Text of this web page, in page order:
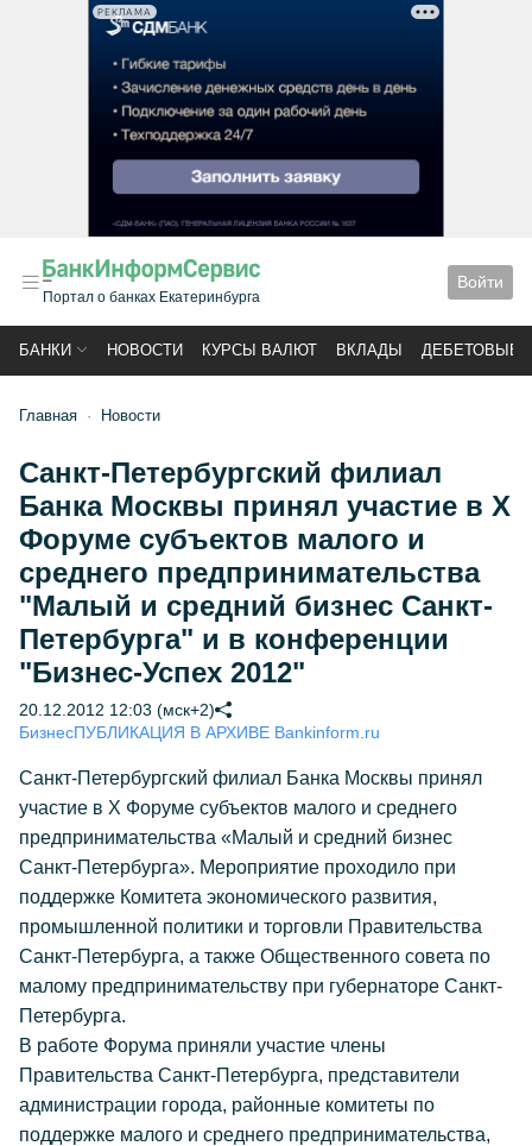
РЕКЛАМА
Портал о банках Екатеринбурга
Войти
БАНКИ НОВОСТИ КУРСЫ ВАЛЮТ ВКЛАДЫ ДЕБЕТОВЫЕ
Главная Новости
Санкт-Петербургский филиал
Банка Москвы принял участие в Х
Форуме субъектов малого и
среднего предпринимательства
"Малый и средний бизнес Санкт-
Петербурга" и в конференции
"Бизнес-Успех 2012"
20.12.2012 12:03 (мск+2)
БизнесПУБЛИКАЦИЯ В АРХИВЕ Bankinform.ru
Санкт-Петербургский филиал Банка Москвы принял
участие в Х Форуме субъектов малого и среднего
предпринимательства «Малый и средний бизнес
Санкт-Петербурга». Мероприятие проходило при
поддержке Комитета экономического развития,
промышленной политики и торговли Правительства
Санкт-Петербурга, а также Общественного совета по
малому предпринимательству при губернаторе Санкт-
Петербурга.
В работе Форума приняли участие члены
Правительства Санкт-Петербурга, представители
администрации города, районные комитеты по
поддержке малого и среднего предпринимательства,